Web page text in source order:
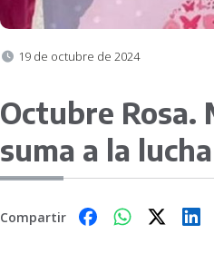
19 de octubre de 2024
Octubre Rosa.
suma a la
Compartir